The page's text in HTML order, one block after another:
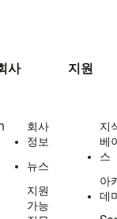
사
회사
정보
뉴스
지원
가능
지원
지
베
스
아
데